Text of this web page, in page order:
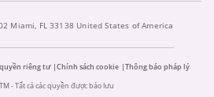
Miami, FL 33138 United States of America
riêng tư Chính sách cookie
Thông báo pháp lý
- Tất cả các quyền được bảo lưu